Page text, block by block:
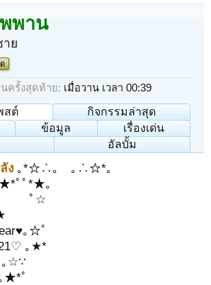
พาน
าย
ครั้งสุดท้าย: เมื่อวาน เวลา 00:39
สต์
กิจกรรมล่าสุด
ข้อมูล
เรื่องเด่น
อัลบั้ม
ง ｡*☆∴｡ ｡∴☆*｡
ﾟﾟ*★｡
ﾟ☆
｡☆ﾟ
｡★*
ﾟ